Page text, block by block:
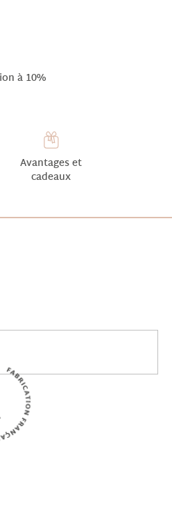
à 10%
Avantages et
cadeaux